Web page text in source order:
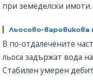
при земеделски имоти.
Льосово-
В по-отдалечените
льоса задържат вода на
Стабилен умерен